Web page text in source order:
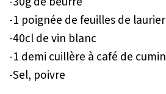
-1 poignée de feuilles de laurier
-40cl de vin blanc
-1 demi cuillère à café de cumin
-Sel, poivre